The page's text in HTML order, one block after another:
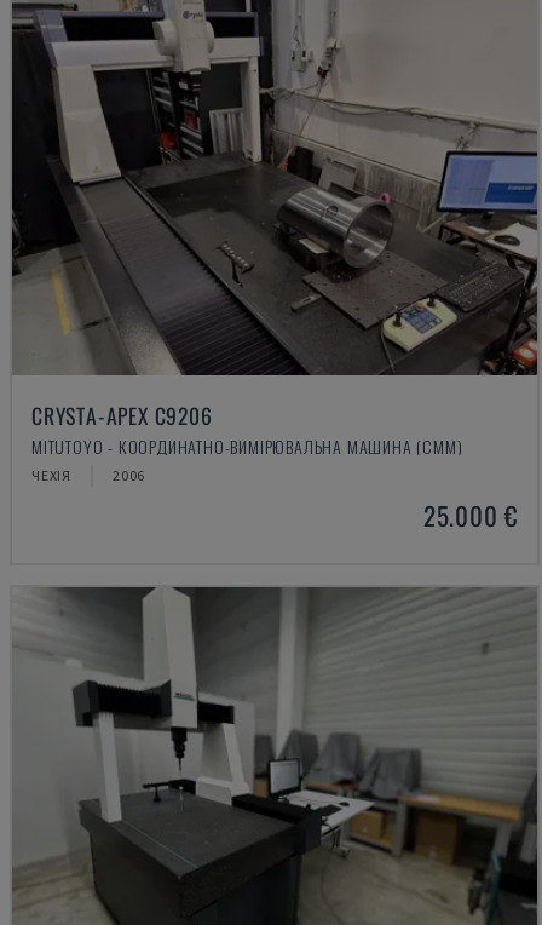
CRYSTA-APEX C9206
MITUTOYO - КООРДИНАТНО-ВИМІРЮВАЛЬНА МАШИНА (CMM)
ЧЕХІЯ 2006
25.000 €